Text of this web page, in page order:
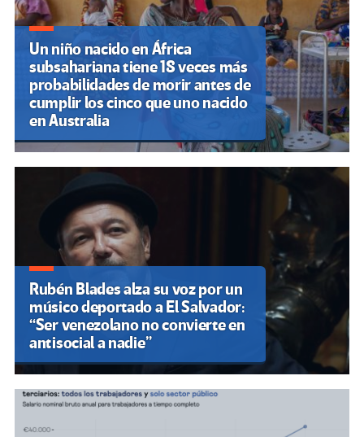
Un niño nacido en África
subsahariana tiene 18 veces más
probabilidades de morir antes de
cumplir los cinco que uno nacido
en Australia
Rubén Blades alza su voz por un
músico deportado a El Salvador:
“Ser venezolano no convierte en
antisocial a nadie”